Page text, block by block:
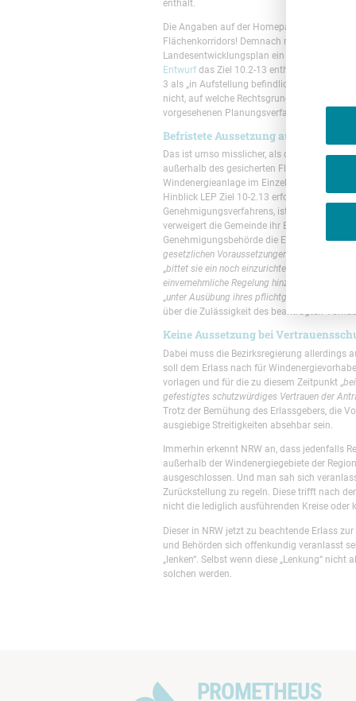
enthält.
Die Angaben auf der Homepage der
Flächenkorridors! Demnach möchte NRW
Landesentwicklungsplan ein
Entwurfdas Ziel 10.2-13 enthalten – nur ist
3 als „in Aufstellung befindliches Ziel der
nicht, auf welche Rechtsgrundlage man die
vorgesehenen Planungsverfahrens
Befristete Aussetzung außerhalb des
Das ist umso misslicher, als der Erlass
außerhalb des gesicherten Flächenkorridors
Windenergieanlage im Einzelfall (befristet)
Hinblick LEP Ziel 10-2.13 erforderlich. Erteilt
Genehmigungsverfahrens, ist keine weitere
verweigert die Gemeinde ihr Einvernehmen,
Genehmigungsbehörde die
gesetzlichen Voraussetzungen und die
„bittet sie ein noch einzurichtendes
einvemehmliche Regelung hinzuwirken
„.
„unter Ausübung ihres pflichtgemäßen
über die Zulässigkeit des beantragten
Keine Aussetzung bei
Dabei muss die Bezirksregierung allerdings
soll dem Erlass nach für
vorlagen und für die zu diesem Zeitpunkt „
gefestigtes schutzwürdiges Vertrauen der
Trotz der Bemühung des Erlassgebers, die
ausgiebige Streitigkeiten absehbar sein.
Immerhin erkennt NRW an, dass jedenfalls
außerhalb der Windenergiegebiete der
ausgeschlossen. Und man sah sich
Zurückstellung zu regeln. Diese trifft nach
nicht die lediglich ausführenden Kreise oder
Dieser in NRW jetzt zu beachtende Erlass
und Behörden sich offenkundig veranlasst
„lenken“. Selbst wenn diese „Lenkung“
solchen werden.
PROMETHEUS